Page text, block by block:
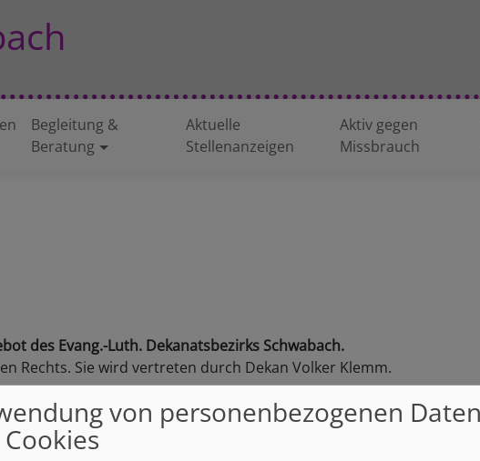
Begleitung &
Beratung
Aktuelle
Stellenanzeigen
Aktiv gegen
Missbrauch
des Evang.-Luth. Dekanatsbezirks Schwabach.
Rechts. Sie wird vertreten durch Dekan Volker Klemm.
von personenbezogenen Daten